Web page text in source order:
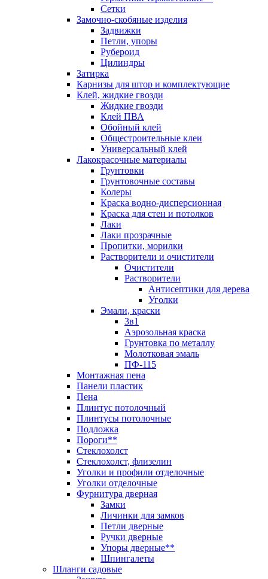
Сетки
Замочно-скобяные изделия
Задвижки
Петли, упоры
Рубероид
Цилиндры
Затирка
Карнизы для штор и комплектующие
Клей, жидкие гвозди
Жидкие гвозди
Клей ПВА
Обойный клей
Общестроительные клеи
Универсальный клей
Лакокрасочные материалы
Грунтовки
Грунтовочные составы
Колеры
Краска водно-дисперсионная
Краска для стен и потолков
Лаки
Лаки прозрачные
Пропитки, морилки
Растворители и очистители
Очистители
Растворители
Антисептики для дерева
Уголки
Эмали, краски
3в1
Аэрозольная краска
Грунтовка по металлу
Молотковая эмаль
ПФ-115
Монтажная пена
Панели пластик
Пена
Плинтус потолочный
Плинтусы потолочные
Подложка
Пороги**
Стеклохолст
Стеклохолст, флизелин
Уголки и профили отделочные
Уголки отделочные
Фурнитура дверная
Замки
Личинки для замков
Петли дверные
Ручки дверные
Упоры дверные**
Шпингалеты
Шланги садовые